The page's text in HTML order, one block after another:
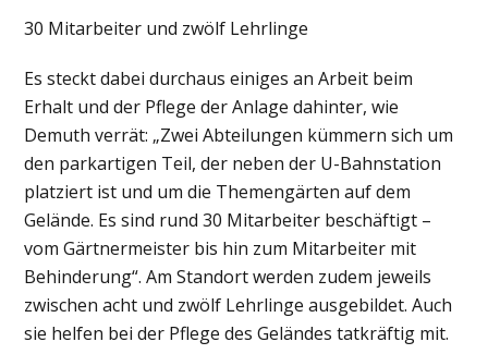
30 Mitarbeiter und zwölf Lehrlinge
Es steckt dabei durchaus einiges an Arbeit beim
Erhalt und der Pflege der Anlage dahinter, wie
Demuth verrät: „Zwei Abteilungen kümmern sich um
den parkartigen Teil, der neben der U-Bahnstation
platziert ist und um die Themengärten auf dem
Gelände. Es sind rund 30 Mitarbeiter beschäftigt –
vom Gärtnermeister bis hin zum Mitarbeiter mit
Behinderung“. Am Standort werden zudem jeweils
zwischen acht und zwölf Lehrlinge ausgebildet. Auch
sie helfen bei der Pflege des Geländes tatkräftig mit.